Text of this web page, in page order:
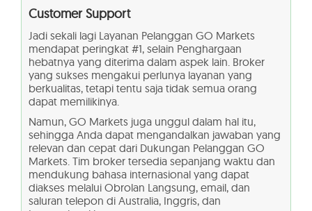
Customer Support
Jadi sekali lagi Layanan Pelanggan GO Markets
mendapat peringkat #1, selain Penghargaan
hebatnya yang diterima dalam aspek lain. Broker
yang sukses mengakui perlunya layanan yang
berkualitas, tetapi tentu saja tidak semua orang
dapat memilikinya.
Namun, GO Markets juga unggul dalam hal itu,
sehingga Anda dapat mengandalkan jawaban yang
relevan dan cepat dari Dukungan Pelanggan GO
Markets. Tim broker tersedia sepanjang waktu dan
mendukung bahasa internasional yang dapat
diakses melalui Obrolan Langsung, email, dan
saluran telepon di Australia, Inggris, dan